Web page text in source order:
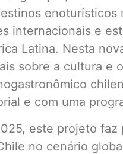
internacionais e
Latina. Nesta
sobre a cultura e
e com uma
este projeto faz
no cenário